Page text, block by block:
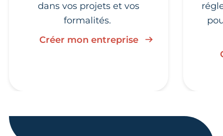
dans vos projets et vos
formalités.
Créer mon entreprise